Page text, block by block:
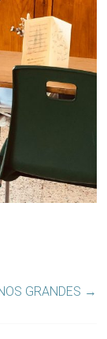
GRANDES →